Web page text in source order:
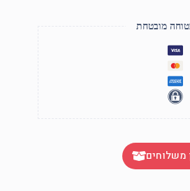
מובטחת
משלוחים